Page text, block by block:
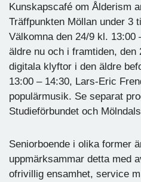
Kunskapscafé om Ålderism
Träffpunkten Möllan under 3
Välkomna den 24/9 kl. 13:00
äldre nu och i framtiden, den
digitala klyftor i den äldre
13:00 – 14:30, Lars-Eric
populärmusik. Se separat
Studieförbundet och
Seniorboende i olika former
uppmärksammar detta med
ofrivillig ensamhet, service